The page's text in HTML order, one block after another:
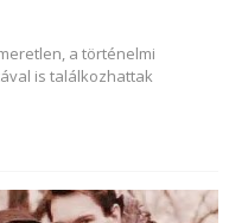
a történelmi
is találkozhattak